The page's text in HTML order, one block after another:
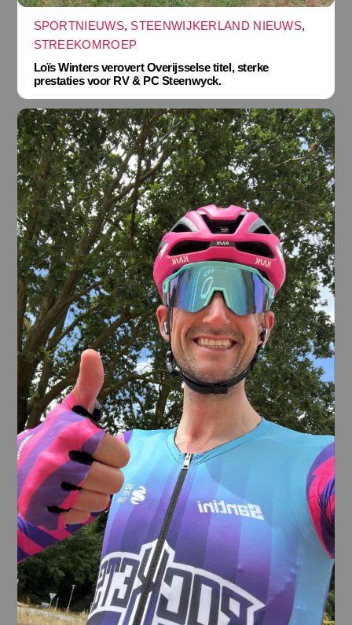
SPORTNIEUWS, STEENWIJKERLAND NIEUWS,
STREEKOMROEP
Loïs Winters verovert Overijsselse titel, sterke
prestaties voor RV & PC Steenwyck.